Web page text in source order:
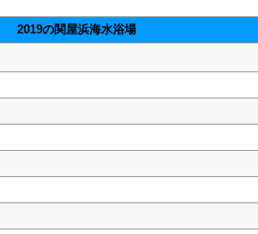
2019の関屋浜海水浴場